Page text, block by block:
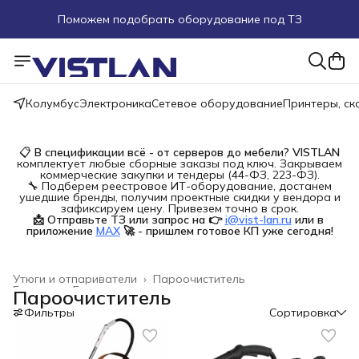
Поможем подобрать оборудование под ТЗ
Пуско-наладочные работы
Пришлите запрос на e-mail или в чат
КолумбусЭлектроникаСетевое оборудованиеПринтеры,
📋 В спецификации всё - от серверов до мебели? VISTLAN
комплектует любые сборные заказы под ключ. Закрываем
коммерческие закупки и тендеры (44-ФЗ, 223-ФЗ).
🔧 Подберем реестровое ИТ-оборудование, достанем
ушедшие бренды, получим проектные скидки у вендора и
зафиксируем цену. Привезем точно в срок.
📩 Отправьте ТЗ или запрос на 👉 i@vist-lan.ru или в
приложение MAX 🚀 - пришлем готовое КП уже сегодня!
Пароочиститель
Утюги и отпариватели ›
Бытовая техника
Главная
Пароочиститель
Фильтры Сортировка